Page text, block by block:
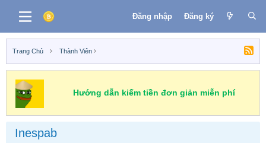
Đăng nhập Đăng ký
Trang Chủ Thành Viên
Hướng dẫn kiếm tiền đơn giản miễn phí
Inespab